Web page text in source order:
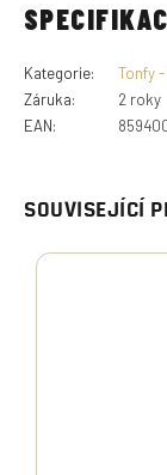
SOUVISEJÍCÍ
Kategorie:
Tonfy
Záruka:
2 roky
EAN: